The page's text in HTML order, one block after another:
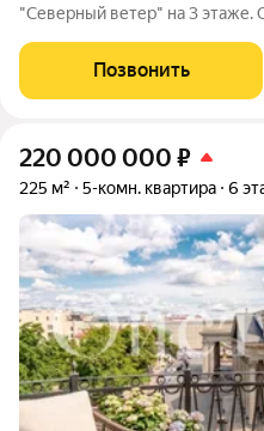
"Северный ветер" на 3 этаже.
кв.м. Угловая квартира, очень
вентиляция при открытии
Позвонить
220 000 000 ₽
225 м² 5-комн. квартира 6